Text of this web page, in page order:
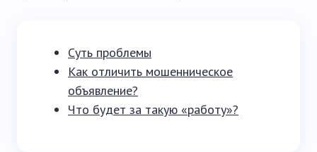
Суть проблемы
Как отличить мошенническое
объявление?
Что будет за такую «работу»?